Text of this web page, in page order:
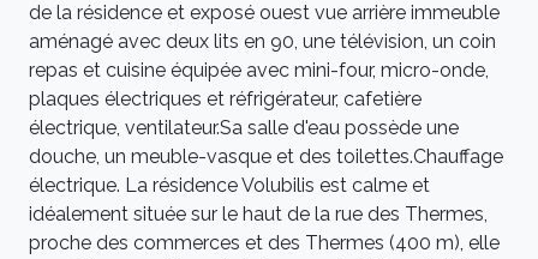
de la résidence et exposé ouest vue arrière immeuble
aménagé avec deux lits en 90, une télévision, un coin
repas et cuisine équipée avec mini-four, micro-onde,
plaques électriques et réfrigérateur, cafetière
électrique, ventilateur.Sa salle d'eau possède une
douche, un meuble-vasque et des toilettes.Chauffage
électrique. La résidence Volubilis est calme et
idéalement située sur le haut de la rue des Thermes,
proche des commerces et des Thermes (400 m), elle